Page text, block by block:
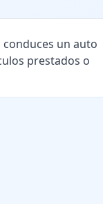
un auto
prestados o